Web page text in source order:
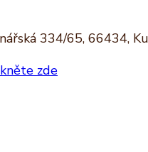
334/65, 66434,
zde